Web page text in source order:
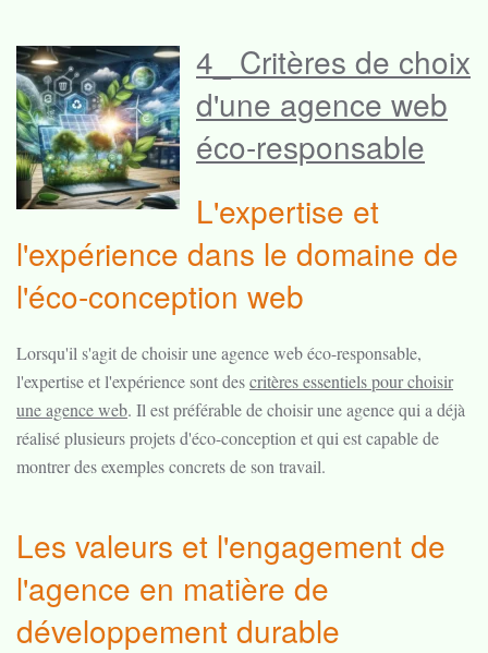
4_ Critères de choix
d'une agence web
éco-responsable
L'expertise et
l'expérience dans le domaine de
l'éco-conception web
Lorsqu'il s'agit de choisir une agence web éco-responsable,
l'expertise et l'expérience sont descritères essentiels pour choisir
une agence web. Il est préférable de choisir une agence qui a déjà
réalisé plusieurs projets d'éco-conception et qui est capable de
montrer des exemples concrets de son travail.
Les valeurs et l'engagement de
l'agence en matière de
développement durable